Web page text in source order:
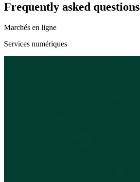
Frequently asked questions
Marchés en ligne
Services numériques